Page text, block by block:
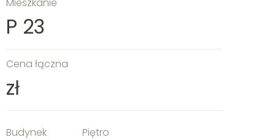
P 23
Cena łączna
zł
Budynek Piętro